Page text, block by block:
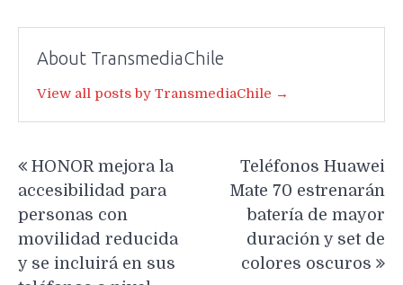
About TransmediaChile
View all posts by TransmediaChile →
de
entradas
HONOR mejora la
accesibilidad para
personas con
movilidad reducida
y se incluirá en sus
Teléfonos Huawei
Mate 70 estrenarán
batería de mayor
duración y set de
colores oscuros